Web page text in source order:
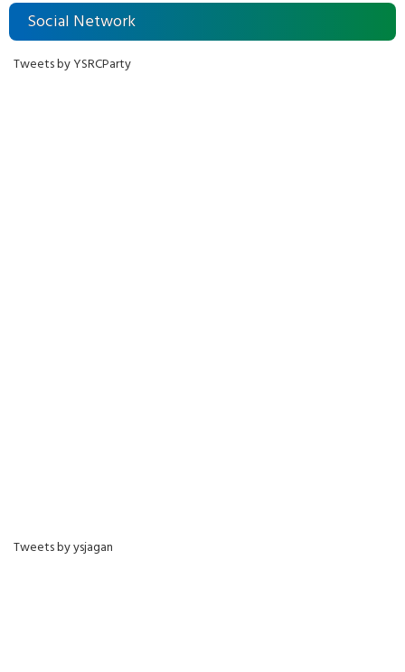
Social Network
Tweets by YSRCParty
Tweets by ysjagan